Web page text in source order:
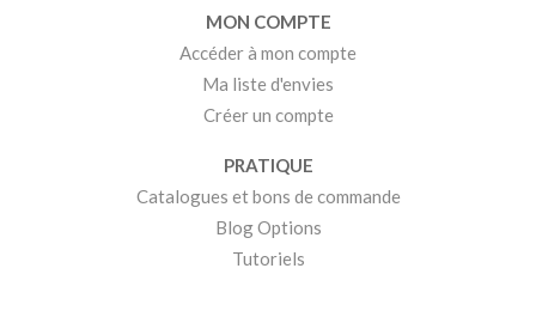
MON COMPTE
Accéder à mon compte
Ma liste d'envies
Créer un compte
PRATIQUE
Catalogues et bons de commande
Blog Options
Tutoriels